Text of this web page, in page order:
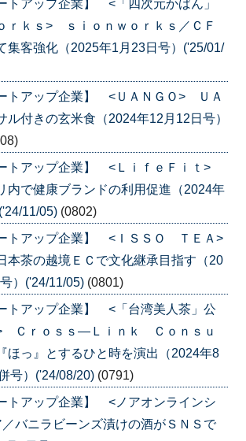
トアップ企業】 <「四次元かばん」
ｒｋｓ> ｓｉｏｎｗｏｒｋｓ／ＣＦ
集客強化（2025年1月23日号）('25/01/
ートアップ企業】 <ＵＡＮＧＯ> ＵＡ
ル付きの玄米食（2024年12月12日号）
トアップ企業】 <ＬｉｆｅＦｉｔ>
内で健康ブランドの利用促進（2024年
11/05) (0802)
ートアップ企業】 <ＩＳＳＯ ＴＥＡ>
茶の越境ＥＣで文化継承目指す（20
）('24/11/05) (0801)
トアップ企業】 <「台湾美人茶」公
Ｃｒｏｓｓ―Ｌｉｎｋ Ｃｏｎｓｕ
ほっ』とするひと時を演出（2024年8
号）('24/08/20) (0791)
トアップ企業】 <ノアオンラインシ
バニラビーンズ漬けの酒がＳＮＳで